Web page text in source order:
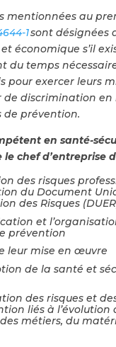
mentionnées au
1sont désignées
économique s’il
du temps
pour exercer leurs
de discrimination en
de prévention.
en santé-
chef d’entreprise
des risques
du Document
des Risques
et
prévention
leur mise en œuvre
de la santé et
des risques et
liés à l’évolution
métiers, du